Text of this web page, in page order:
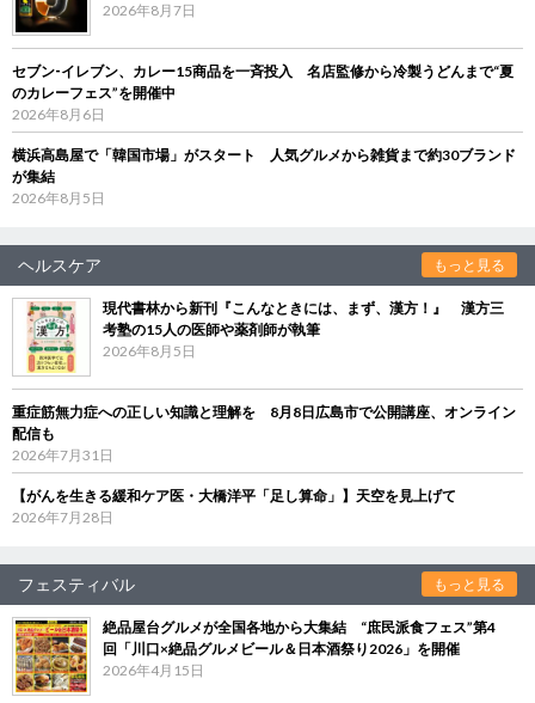
2026年8月7日
セブン‐イレブン、カレー15商品を一斉投入 名店監修から冷製うどんまで“夏
のカレーフェス”を開催中
2026年8月6日
横浜高島屋で「韓国市場」がスタート 人気グルメから雑貨まで約30ブランド
が集結
2026年8月5日
ヘルスケア もっと見る
現代書林から新刊『こんなときには、まず、漢方！』 漢方三
考塾の15人の医師や薬剤師が執筆
2026年8月5日
重症筋無力症への正しい知識と理解を 8月8日広島市で公開講座、オンライン
配信も
2026年7月31日
【がんを生きる緩和ケア医・大橋洋平「足し算命」】天空を見上げて
2026年7月28日
フェスティバル もっと見る
絶品屋台グルメが全国各地から大集結 “庶民派食フェス”第4
回「川口×絶品グルメビール＆日本酒祭り2026」を開催
2026年4月15日